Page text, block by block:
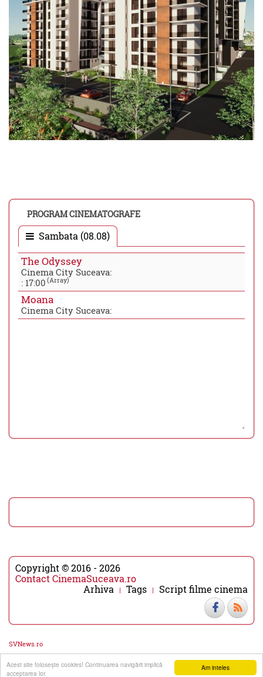
Am inteles
Acest site foloseşte cookies! Continuarea navigării implică
acceptarea lor.
PROGRAM CINEMATOGRAFE
Sambata (08.08)
The Odyssey
Cinema City Suceava:
: 17:00 (Array)
Moana
Cinema City Suceava:
Copyright © 2016 - 2026
Contact CinemaSuceava.ro
Arhiva
Tags Script filme cinema
SVNews.ro
▼